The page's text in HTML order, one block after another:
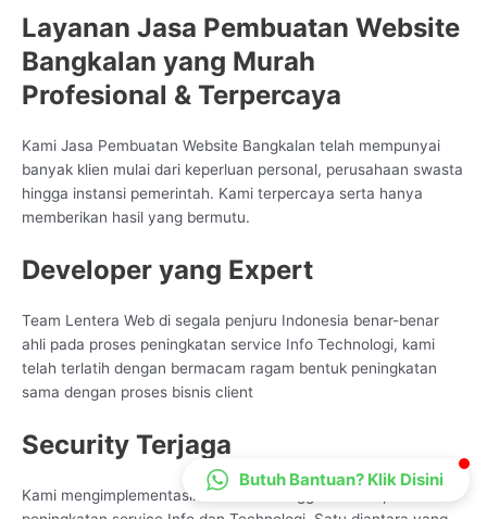
Layanan Jasa Pembuatan Website
Bangkalan yang Murah
Profesional & Terpercaya
Kami Jasa Pembuatan Website Bangkalan telah mempunyai
banyak klien mulai dari keperluan personal, perusahaan swasta
hingga instansi pemerintah. Kami terpercaya serta hanya
memberikan hasil yang bermutu.
Developer yang Expert
Team Lentera Web di segala penjuru Indonesia benar-benar
ahli pada proses peningkatan service Info Technologi, kami
telah terlatih dengan bermacam ragam bentuk peningkatan
sama dengan proses bisnis client
Security Terjaga
Kami mengimplementasikan standar tinggi untuk tiap
CS Lenteraweb
Online
Butuh Bantuan? Klik Disini